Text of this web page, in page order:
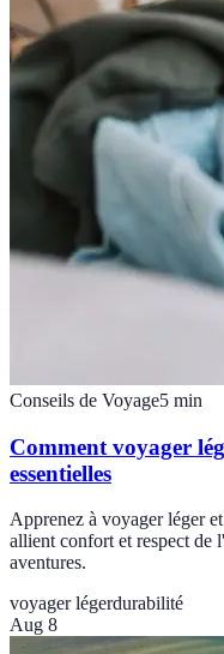
Conseils de Voyage5 min
Comment voyager
essentielles
Apprenez à voyager léger
allient confort et respect de
aventures.
voyager légerdurabilité
Aug 8